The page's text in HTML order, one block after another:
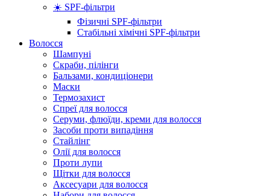
☀️ SPF-фільтри
Фізичні SPF-фільтри
Стабільні хімічні SPF-фільтри
Волосся
Шампуні
Скраби, пілінги
Бальзами, кондиціонери
Маски
Термозахист
Спреї для волосся
Серуми, флюїди, креми для волосся
Засоби проти випадіння
Стайлінг
Олії для волосся
Проти лупи
Щітки для волосся
Аксесуари для волосся